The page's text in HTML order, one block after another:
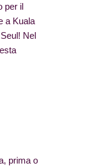
per il
a Kuala
Nel
4
prima o